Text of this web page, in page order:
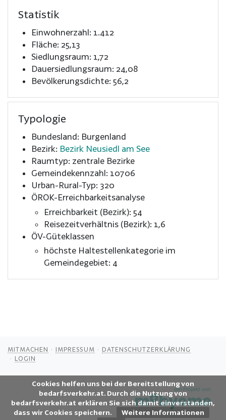
Cookies helfen uns bei der Bereitstellung von
bedarfsverkehr.at. Durch die Nutzung von
bedarfsverkehr.at erklären Sie sich damit einverstanden,
dass wir Cookies speichern.
Weitere Informationen
Statistik
Einwohnerzahl: 1.412
Fläche: 25,13
Siedlungsraum: 1,72
Dauersiedlungsraum: 24,08
Bevölkerungsdichte: 56,2
Typologie
Bundesland: Burgenland
Bezirk: Bezirk Neusiedl am See
Raumtyp: zentrale Bezirke
Gemeindekennzahl: 10706
Urban-Rural-Typ: 320
ÖROK-Erreichbarkeitsanalyse
Erreichbarkeit (Bezirk): 54
Reisezeitverhältnis (Bezirk): 1,6
ÖV-Güteklassen
höchste Haltestellenkategorie im
Gemeindegebiet: 4
MITMACHEN IMPRESSUM
DATENSCHUTZERKLÄRUNG
LOGIN